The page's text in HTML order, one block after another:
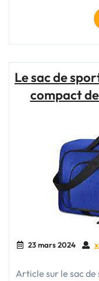
Le sac de
compact
23 mars 2024
Article sur le sac